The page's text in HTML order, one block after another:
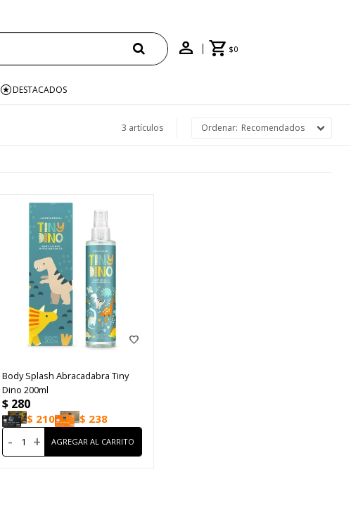
$0
DESTACADOS
3 artículos Recomendados
Body Splash Abracadabra Tiny
Dino 200ml
$ 280
$ 210 $ 238
- +